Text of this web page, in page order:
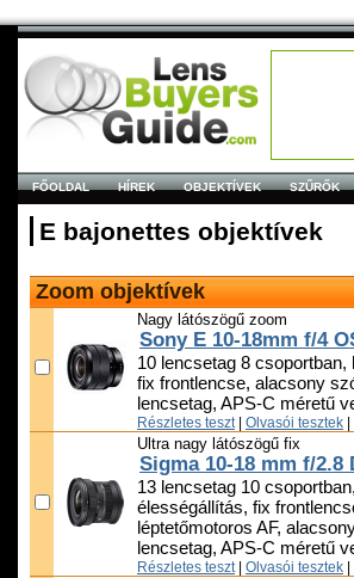
FŐOLDAL HÍREK OBJEKTÍVEK SZŰRŐK
E bajonettes objektívek
Zoom objektívek
Nagy látószögű zoom
Sony E 10-18mm f/4
10 lencsetag 8 csoportban,
fix frontlencse, alacsony
lencsetag, APS-C méretű
Részletes teszt Olvasói tesztek
Ultra nagy látószögű fix
Sigma 10-18 mm f/2.8
13 lencsetag 10
élességállítás, fix
léptetőmotoros AF,
lencsetag, APS-C méretű
Részletes teszt Olvasói tesztek